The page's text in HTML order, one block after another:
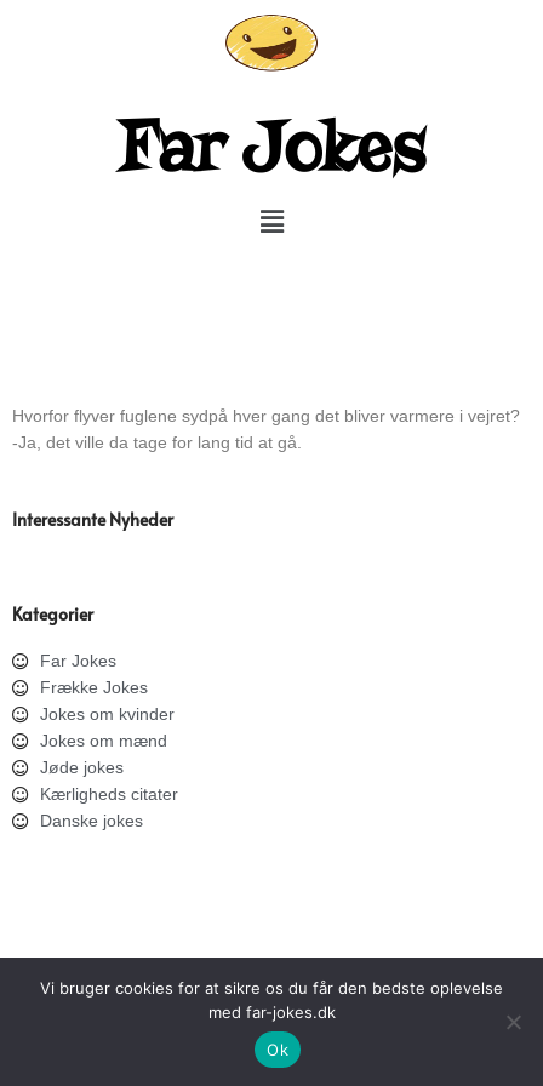
Far Jokes
Menu
Hvorfor flyver fuglene sydpå hver gang det bliver varmere i vejret?
-Ja, det ville da tage for lang tid at gå.
Interessante Nyheder
Kategorier
Far Jokes
Frække Jokes
Jokes om kvinder
Jokes om mænd
Jøde jokes
Kærligheds citater
Danske jokes
SITEMAP PRIVATLIVSPOLITIK
Copyright © 2026 Far Jokes
Vi bruger cookies for at sikre os du får den bedste oplevelse
med far-jokes.dk
Ok